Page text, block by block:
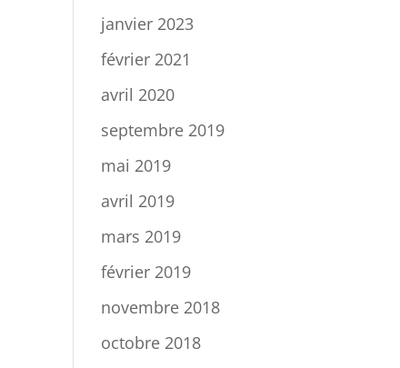
janvier 2023
février 2021
avril 2020
septembre 2019
mai 2019
avril 2019
mars 2019
février 2019
novembre 2018
octobre 2018